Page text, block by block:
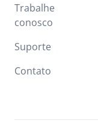
Trabalhe
conosco
Suporte
Contato